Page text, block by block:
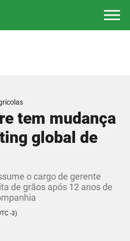
tem mudança
global de
o cargo de gerente
de grãos após 12 anos de
-3)